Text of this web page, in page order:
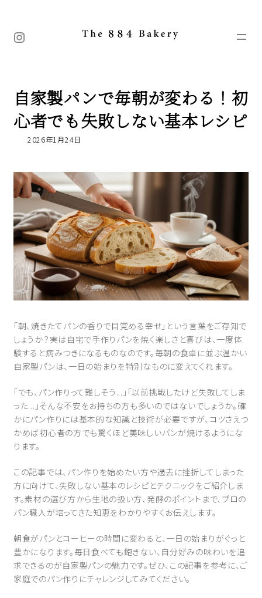
Instagram
自家製パンで毎朝が変わる！初
心者でも失敗しない基本レシピ
2026年1月24日
「朝、焼きたてパンの香りで目覚める幸せ」という言葉をご存知で
しょうか？実は自宅で手作りパンを焼く楽しさと喜びは、一度体
験すると病みつきになるものなのです。毎朝の食卓に並ぶ温かい
自家製パンは、一日の始まりを特別なものに変えてくれます。
「でも、パン作りって難しそう...」「以前挑戦したけど失敗してしま
った...」そんな不安をお持ちの方も多いのではないでしょうか。確
かにパン作りには基本的な知識と技術が必要ですが、コツさえつ
かめば初心者の方でも驚くほど美味しいパンが焼けるようにな
ります。
この記事では、パン作りを始めたい方や過去に挫折してしまった
方に向けて、失敗しない基本のレシピとテクニックをご紹介しま
す。素材の選び方から生地の扱い方、発酵のポイントまで、プロの
パン職人が培ってきた知恵をわかりやすくお伝えします。
朝食がパンとコーヒーの時間に変わると、一日の始まりがぐっと
豊かになります。毎日食べても飽きない、自分好みの味わいを追
求できるのが自家製パンの魅力です。ぜひ、この記事を参考に、ご
家庭でのパン作りにチャレンジしてみてください。